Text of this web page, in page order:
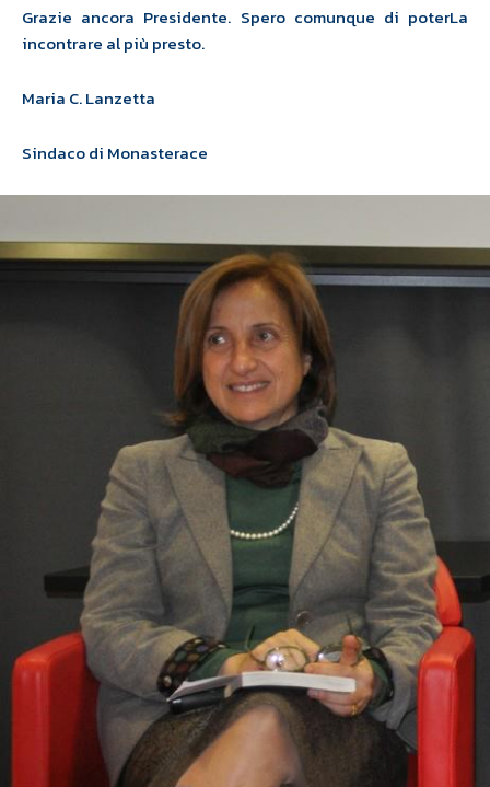
Grazie ancora Presidente. Spero comunque di poterLa
incontrare al più presto.
Maria C. Lanzetta
Sindaco di Monasterace